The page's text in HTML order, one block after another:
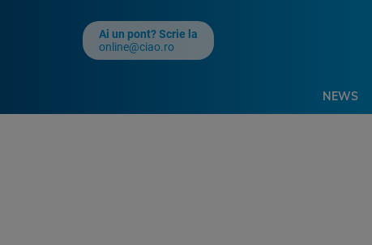
Ai un pont? Scrie la
online@ciao.ro
NEWS